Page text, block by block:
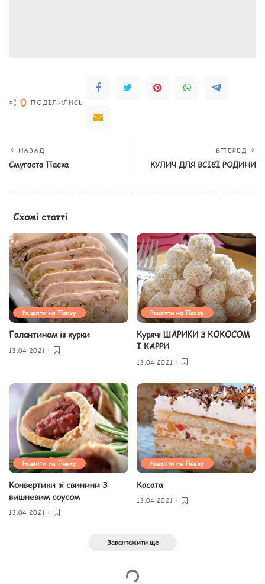
0 ПОДІЛИЛИСЬ
НАЗАД
Смугаста Паска
ВПЕРЕД
КУЛИЧ ДЛЯ ВСІЄЇ РОДИНИ
Схожі статті
Рецепти на Пасху
Галантином із курки
13.04.2021
Рецепти на Пасху
Курячі ШАРИКИ З КОКОСОМ
І КАРРИ
13.04.2021
Рецепти на Пасху
Конвертики зі свинини З
вишневим соусом
13.04.2021
Рецепти на Пасху
Касата
13.04.2021
Завантажити ще